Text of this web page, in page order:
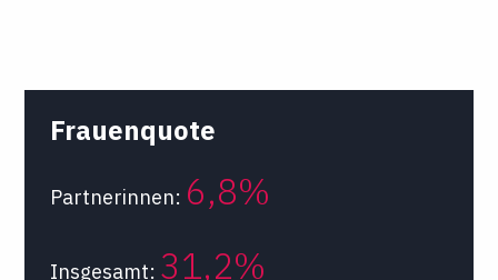
Frauenquote
Partnerinnen: 6,8%
Insgesamt: 31,2%